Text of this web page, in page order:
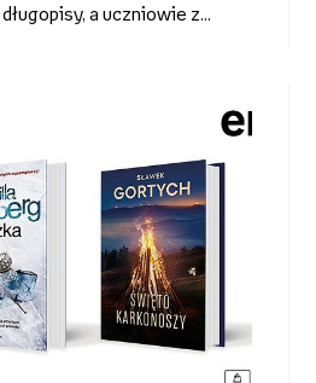
a uczniowie z